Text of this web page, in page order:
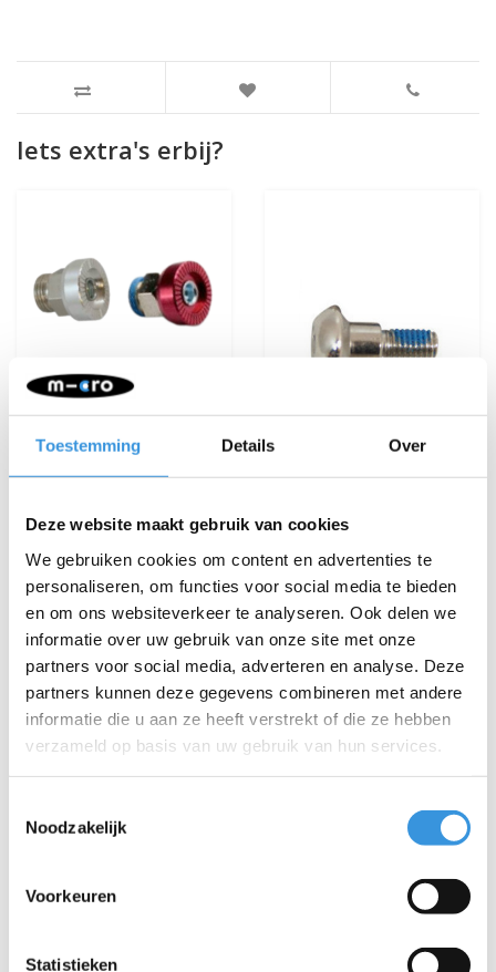
Toestemming Details Over
Deze website maakt gebruik van cookies
We gebruiken cookies om content en advertenties te
personaliseren, om functies voor social media te bieden
en om ons websiteverkeer te analyseren. Ook delen we
informatie over uw gebruik van onze site met onze
partners voor social media, adverteren en analyse. Deze
partners kunnen deze gegevens combineren met andere
informatie die u aan ze heeft verstrekt of die ze hebben
verzameld op basis van uw gebruik van hun services.
Noodzakelijk
Voorkeuren
Statistieken
Iets extra's erbij?
Drukknop 2-wielstep
€2,90
Bout vouwblok (1161)
€1,95